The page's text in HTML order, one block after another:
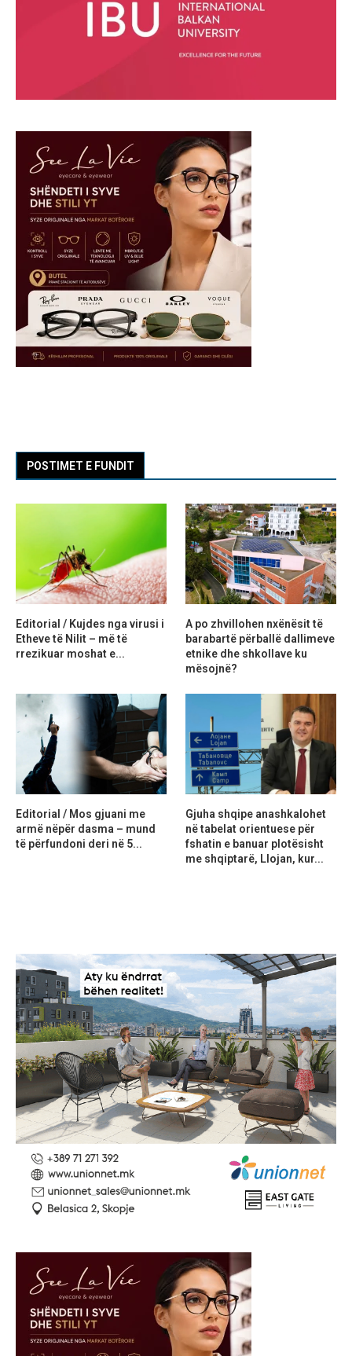
POSTIMET E FUNDIT
Editorial / Kujdes nga virusi i
Etheve të Nilit – më të
rrezikuar moshat e...
A po zhvillohen nxënësit të
barabartë përballë dallimeve
etnike dhe shkollave ku
mësojnë?
Editorial / Mos gjuani me
armë nëpër dasma – mund
të përfundoni deri në 5...
Gjuha shqipe anashkalohet
në tabelat orientuese për
fshatin e banuar plotësisht
me shqiptarë, Llojan, kur...